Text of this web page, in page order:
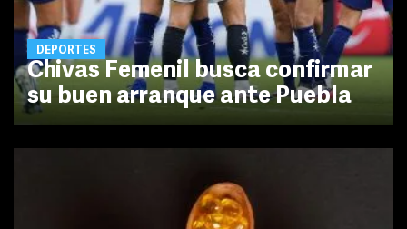
DEPORTES
Chivas Femenil busca confirmar
su buen arranque ante Puebla